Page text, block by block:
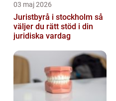
03 maj 2026
Juristbyrå i stockholm så
väljer du rätt stöd i din
juridiska vardag